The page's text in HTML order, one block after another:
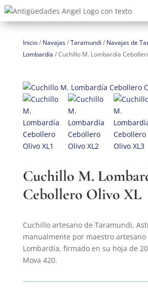
Inicio/ Navajas/Taramundi / Navajas de
Lombardía /Cuchillo M. Lombardía
Cuchillo M.
Cebollero Olivo XL
Cuchillo artesano de Taramundi,
manualmente por maestro
Lombardía, firmado en su hoja de
Mova 420.